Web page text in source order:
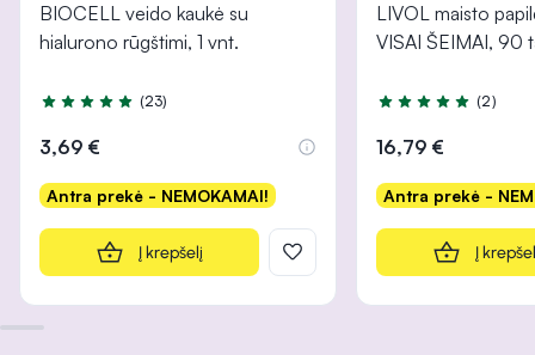
BIOCELL veido kaukė su
hialurono rūgštimi, 1 vnt.
Įvertinimas 5.0 iš 5
(23)
3,69 €
Antra prekė - NEMOKAMAI!
Į krepšelį
LIVOL maisto
VISAI ŠEIMAI, 90
Įvertinimas 5.0 iš 5
(2)
16,79 €
Antra prekė -
Į